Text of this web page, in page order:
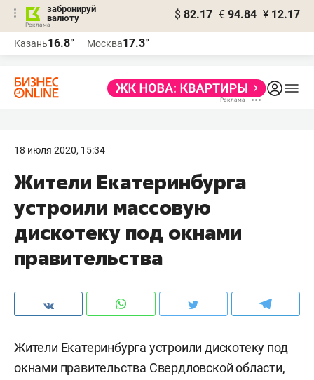
забронируй
валюту
$ 82.17 € 94.84 ¥ 12.17
Казань16.8° Москва17.3°
18 июля 2020, 15:34
Жители Екатеринбурга
устроили массовую
дискотеку под окнами
правительства
Жители Екатеринбурга устроили дискотеку под
окнами правительства Свердловской области,